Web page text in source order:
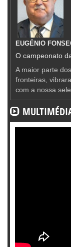
EUGÉNIO
O campeonato
A maior parte
fronteiras,
com a nossa